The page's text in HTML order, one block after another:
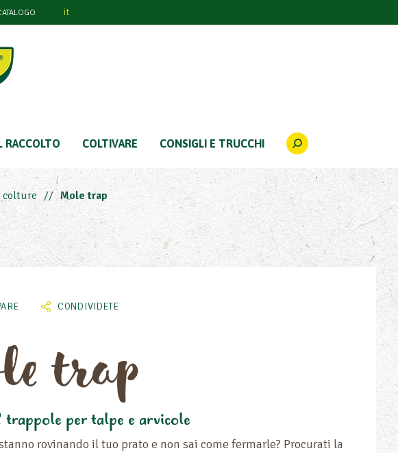
it
RACCOLTO COLTIVARE CONSIGLI E TRUCCHI
colture Mole trap
CONDIVIDETE
trap
trappole per talpe e arvicole
rovinando il tuo prato e non sai come fermarle? Procurati la